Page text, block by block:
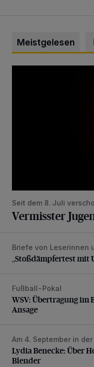
Meistgelesen
Seit dem 8. Juli
Vermisster
„Stoßdämpfertest mit
Briefe von Leserinnen
„Stoßdämpfertest mit
WSV: Übertragung im
Fußball-Pokal
WSV: Übertragung im
Ansage
Lydia Benecke: Über
Am 4. September in der
Lydia Benecke: Über
Blender